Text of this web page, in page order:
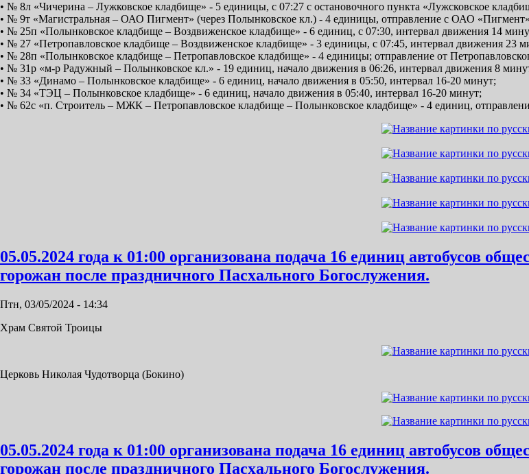
• № 8л «Чичерина – Лужковское кладбище» - 5 единицы, с 07:27 с остановочного пункта «Лужсковское
• № 9т «Магистральная – ОАО Пигмент» (через Полынковское кл.) - 4 единицы, отправление с ОАО
• № 25п «Полынковское кладбище – Воздвиженское кладбище» - 6 единиц, с 07:30, интервал движения 14
• № 27 «Петропавловское кладбище – Воздвиженское кладбище» - 3 единицы, с 07:45, интервал движения 23
• № 28п «Полынковское кладбище – Петропавловское кладбище» - 4 единицы; отправление от
• № 31р «м-р Радужный – Полынковское кл.» - 19 единиц, начало движения в 06:26, интервал движения 8
• № 33 «Динамо – Полынковское кладбище» - 6 единиц, начало движения в 05:50, интервал 16-20 минут;
• № 34 «ТЭЦ – Полынковское кладбище» - 6 единиц, начало движения в 05:40, интервал 16-20 минут;
• № 62с «п. Строитель – МЖК – Петропавловское кладбище – Полынковское кладбище» - 4 единиц,
05.05.2024 года к 01:00 организована подача 16 единиц автобусов
горожан после праздничного Пасхального Богослужения.
Птн, 03/05/2024 - 14:34
Храм Святой Троицы
Церковь Николая Чудотворца (Бокино)
05.05.2024 года к 01:00 организована подача 16 единиц автобусов
горожан после праздничного Пасхального Богослужения.